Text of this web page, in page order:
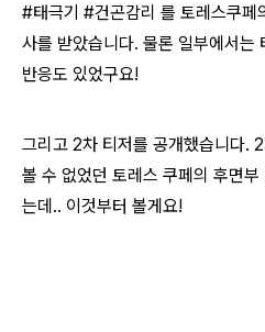
#태극기 #건곤감리 를 토레스쿠페
사를 받았습니다. 물론 일부에서는
반응도 있었구요!
그리고 2차 티저를 공개했습니다.
볼 수 없었던 토레스 쿠페의 후면
는데.. 이것부터 볼게요!